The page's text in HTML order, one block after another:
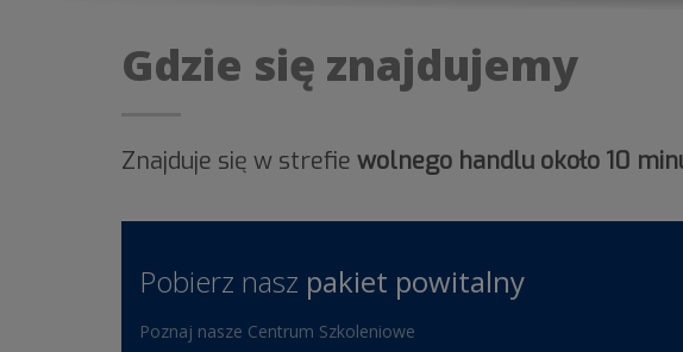
Gdzie się znajdujemy
Znajduje się w strefie wolnego handlu około 10
Pobierz nasz pakiet powitalny
Poznaj nasze Centrum Szkoleniowe